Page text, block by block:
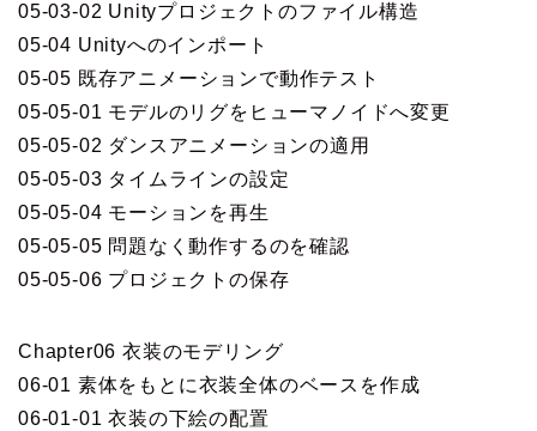
05-03-02 Unityプロジェクトのファイル構造
05-04 Unityへのインポート
05-05 既存アニメーションで動作テスト
05-05-01 モデルのリグをヒューマノイドへ変更
05-05-02 ダンスアニメーションの適用
05-05-03 タイムラインの設定
05-05-04 モーションを再生
05-05-05 問題なく動作するのを確認
05-05-06 プロジェクトの保存
Chapter06 衣装のモデリング
06-01 素体をもとに衣装全体のベースを作成
06-01-01 衣装の下絵の配置